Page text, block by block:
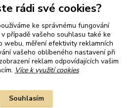
Sledujte nás
u nás bezpečně
rádi své cookies?
ke správnému fungování
případě vašeho souhlasu také ke
webu, měření efektivity reklamních
vašeho oblíbeného nastavení při
reklam odpovídajících vašim
Více k využití cookies
Souhlasím